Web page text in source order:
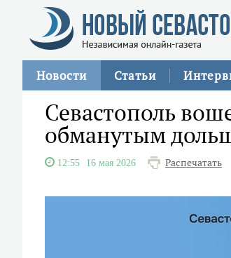
Новости Статьи
Севастополь
обманутым
12:55 16 мая 2026 Распечатать